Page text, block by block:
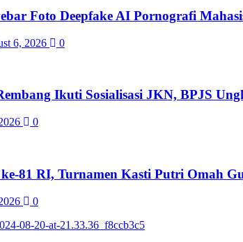
Foto Deepfake AI Pornografi
6, 2026 0
Ikuti Sosialisasi JKN, BPJS
0
81 RI, Turnamen Kasti Putri Omah
0